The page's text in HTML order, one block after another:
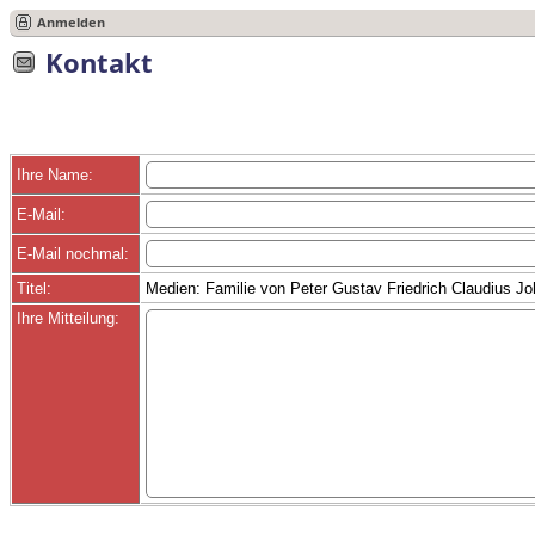
Anmelden
Kontakt
Ihre Name:
E-Mail:
E-Mail nochmal:
Titel:
Medien: Familie von Peter Gustav Friedrich Claudius
Ihre Mitteilung: